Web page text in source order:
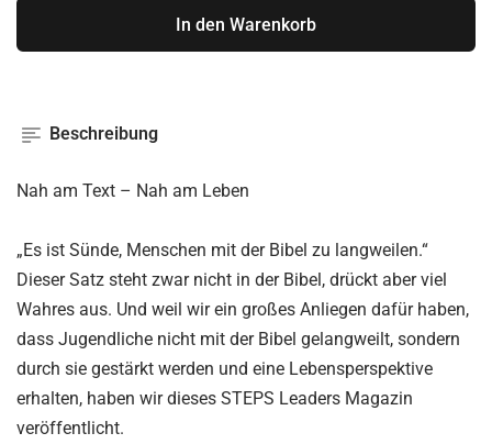
In den Warenkorb
Beschreibung
Nah am Text – Nah am Leben
„Es ist Sünde, Menschen mit der Bibel zu langweilen.“
Dieser Satz steht zwar nicht in der Bibel, drückt aber viel
Wahres aus. Und weil wir ein großes Anliegen dafür haben,
dass Jugendliche nicht mit der Bibel gelangweilt, sondern
durch sie gestärkt werden und eine Lebensperspektive
erhalten, haben wir dieses STEPS Leaders Magazin
veröffentlicht.